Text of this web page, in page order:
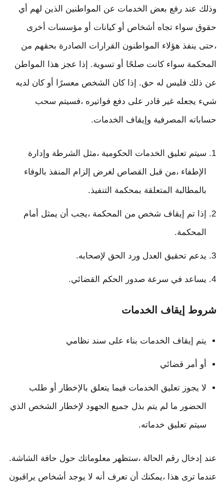
وذلك عند رفع بعض الخدمات عن المواطنين الذين لهم أي
حقوق سواء تجاه أشخاص أو كيانات أو مؤسسات أخرى
،حتى ينفذ هؤلاء المواطنون القرارات الصادرة بحقهم من
المحكمة سواء كانت صلحًا أو تسوية. إذا عجز هذا المواطن
عن ذلك فليس له حق. إذا كان الشخص معسرًا أو كان لديه
شيء يجعله غير قادر على دفع فواتيره ،فسيتم سحب
حساباته المصرفية وإيقاف الخدمات.
سيتم تعليق الخدمات الحكومية ،مثل الشرطة وإدارة
الإطفاء ،من قبل القصاص لغرض إلزام المنفذ بالوفاء
بالمطالبة المتعلقة بمحكمة التنفيذ.
إذا تم إيقاف شخص من المحكمة ،يجب أن يمثل أمام
المحكمة.
يدعم تحقيق العدل ورد الحق لإصحابه.
يساعد في سرعة صدور الحكم القضائي.
شروط إيقاف الخدمات
يتم إيقاف الخدمات بناء على سند نظامي
أو أمر قضائي
لا يجوز تعليق الخدمات فيما يتعلق بالإخطار أو طلب
الحضور ما لم يتم بذل جميع الجهود لإخطار الشخص الذي
سيتم تعليق خدماته.
عند إدخال رقم الحالة ،ستظهر معلوماتك حول حافة الشاشة.
عندما ترى هذا ،يمكنك أن تعرف أنه لا يوجد أشخاص يراقبون